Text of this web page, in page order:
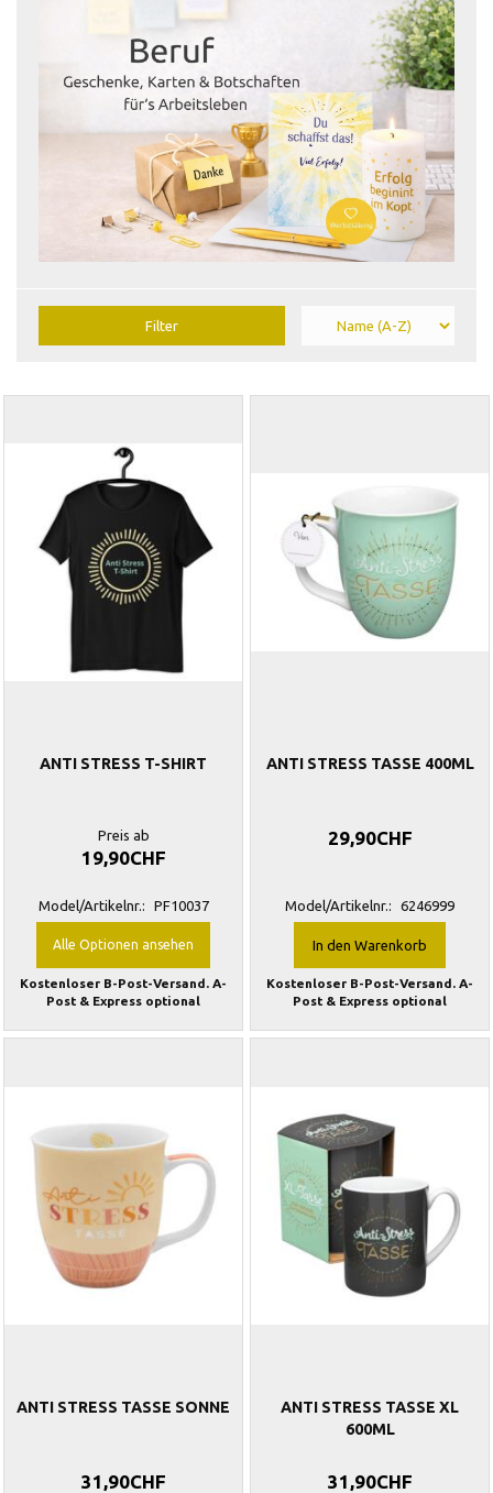
Filter
ANTI STRESS T-SHIRT
Preis ab
19,90CHF
Model/Artikelnr.: PF10037
Alle Optionen ansehen
Kostenloser B-Post-Versand. A-
Post & Express optional
ANTI STRESS TASSE 400ML
29,90CHF
Model/Artikelnr.: 6246999
In den Warenkorb
Kostenloser B-Post-Versand. A-
Post & Express optional
ANTI STRESS TASSE SONNE
31,90CHF
ANTI STRESS TASSE XL
600ML
31,90CHF